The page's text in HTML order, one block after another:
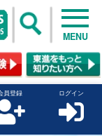
MENU
員登録 ログイン